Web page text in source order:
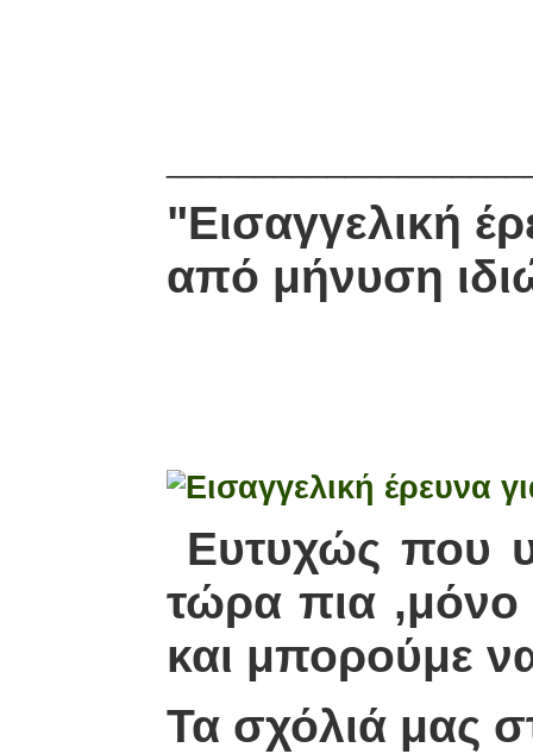
"Εισαγγελική
από μήνυση
Ευτυχώς που
τώρα πια
και μπορούμε
Τα σχόλιά μας